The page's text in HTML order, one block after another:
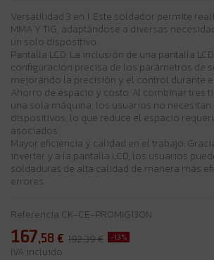
Versatilidad 3 en 1: Este soldador permite
MMA Y TIG, adaptándose a diversas
un solo dispositivo.
Pantalla LCD: La inclusión de una pantalla
configuración precisa de los parámetros de
mejorando la precisión y el control durante
Ahorro de espacio y costo: Al combinar tres
una sola máquina, los usuarios no
dispositivos, lo que reduce el espacio
asociados.
Mayor eficiencia y calidad en el trabajo:
inverter y a la pantalla LCD, los usuarios
soldaduras de alta calidad de manera más
errores.
Referencia CK-CE-PROMIG130N
167,58 € 192,39 € -13%
IVA incluido